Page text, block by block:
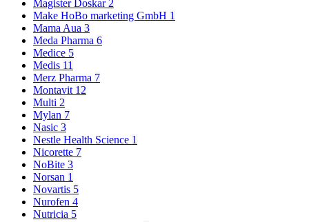
Magister Doskar 2
Make HoBo marketing GmbH 1
Mama Aua 3
Meda Pharma 6
Medice 5
Medis 11
Merz Pharma 7
Montavit 12
Multi 2
Mylan 7
Nasic 3
Nestle Health Science 1
Nicorette 7
NoBite 3
Norsan 1
Novartis 5
Nurofen 4
Nutricia 5